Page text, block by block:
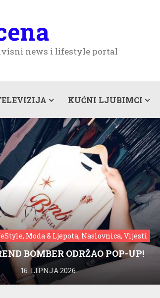
news i lifestyle portal
KUĆNI LJUBIMCI
Moda & Ljepota, Naslovnica, Vijesti
BOMBER ODRŽAO POP-UP!
16. LIPNJA 2026.